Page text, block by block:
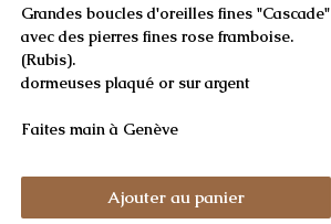
Grandes boucles d'oreilles fines "Cascade"
avec des pierres fines rose framboise.
(Rubis).
dormeuses plaqué or sur argent
Faites main à Genève
existe avec des pierres de lune abricot
clair irisé (comme sur le modèle porté en
Ajouter au panier